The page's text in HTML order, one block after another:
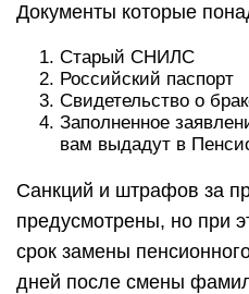
Документы которые
Старый СНИЛС
Российский паспорт
Свидетельство о
Заполненное
вам выдадут в
Санкций и штрафов за
предусмотрены, но при
срок замены
дней после смены